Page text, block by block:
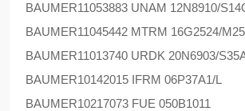
BAUMER11053883 UNAM 12N8910/
BAUMER11045442 MTRM 16G2524/
BAUMER11013740 URDK 20N6903/
BAUMER10142015 IFRM 06P37A1/L
BAUMER10217073 FUE 050B1011